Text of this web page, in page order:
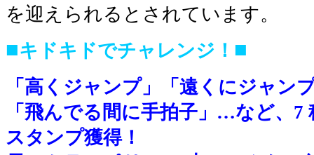
を迎えられるとされています。
■キドキドでチャレンジ！ ■
「高くジャンプ」「遠くにジャン
「飛んでる間に手拍子」…など、7
スタンプ獲得！